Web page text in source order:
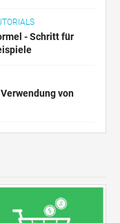
- Schritt für
von